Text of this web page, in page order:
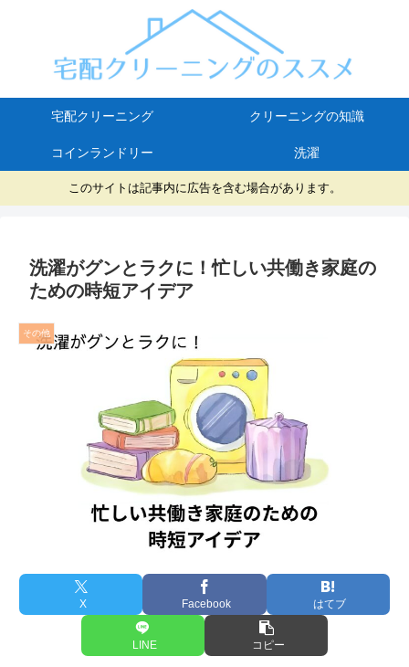
宅配クリーニング クリーニングの知識
コインランドリー 洗濯
このサイトは記事内に広告を含む場合があります。
洗濯がグンとラクに！忙しい共働き家庭の
ための時短アイデア
その他
X Facebook はてブ
LINE コピー